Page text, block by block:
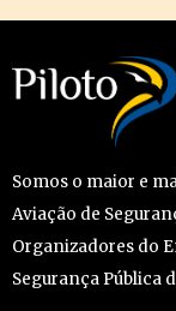
Somos o maior e
Aviação de
Organizadores do
Segurança Pública